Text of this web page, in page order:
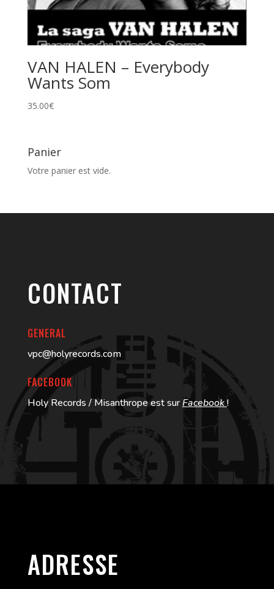
VAN HALEN – Everybody
Wants Som
35.00€
Panier
Votre panier est vide.
CONTACT
GENERAL
vpc@holyrecords.com
FACEBOOK
Holy Records / Misanthrope est surFacebook!
ADRESSE